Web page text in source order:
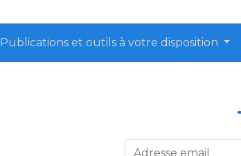
Publications et outils à votre disposition